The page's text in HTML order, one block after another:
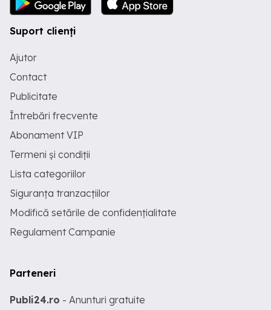
Suport clienți
Ajutor
Contact
Publicitate
Întrebări frecvente
Abonament VIP
Termeni și condiții
Lista categoriilor
Siguranța tranzacțiilor
Modifică setările de confidențialitate
Regulament Campanie
Parteneri
Publi24.ro - Anunturi gratuite